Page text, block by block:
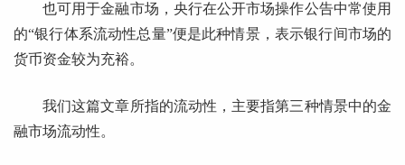
也可用于金融市场，央行在公开市场操作公告中常使用
的“银行体系流动性总量”便是此种情景，表示银行间市场的
货币资金较为充裕。
我们这篇文章所指的流动性，主要指第三种情景中的金
融市场流动性。